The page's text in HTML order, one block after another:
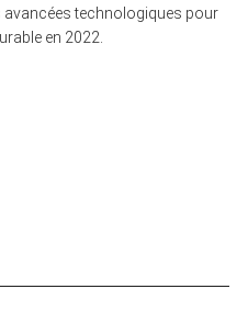
avancées technologiques pour
en 2022.